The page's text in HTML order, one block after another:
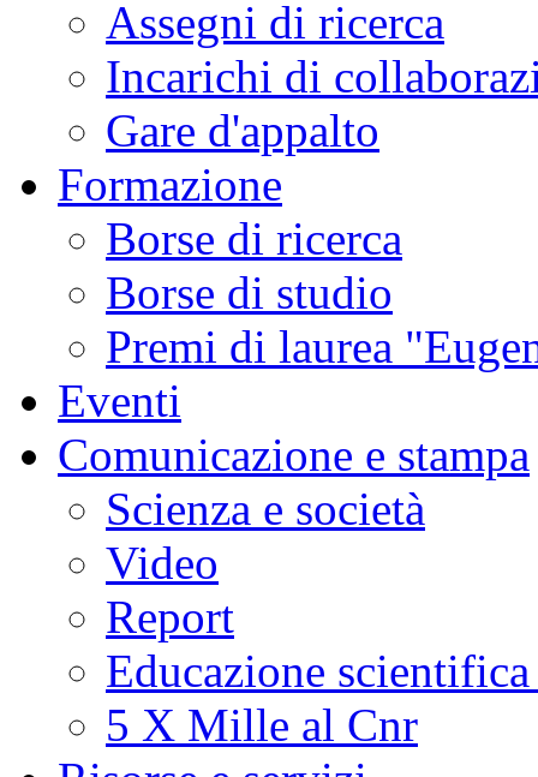
Assegni di ricerca
Incarichi di
Gare d'appalto
Formazione
Borse di ricerca
Borse di studio
Premi di laurea
Eventi
Comunicazione e stampa
Scienza e società
Video
Report
Educazione
5 X Mille al Cnr